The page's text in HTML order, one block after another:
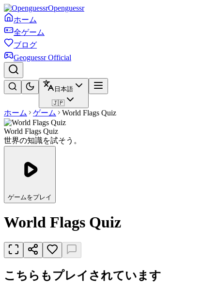
Openguessr
ホーム
全ゲーム
ブログ
Geoguessr Official
日本語
🇯🇵
ホーム ゲーム World Flags Quiz
World Flags Quiz
世界の知識を試そう。
ゲームをプレイ
World Flags Quiz
こちらもプレイされています